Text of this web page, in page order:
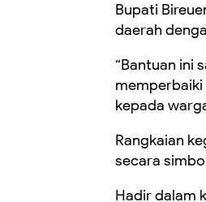
Bupati
daerah
“Bantuan ini
kepada
Rangkaian
secara
Hadir dalam